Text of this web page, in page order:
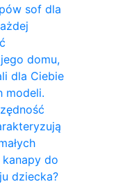
sof dla
domu,
dla Ciebie
modeli.
kanapy do
dziecka?